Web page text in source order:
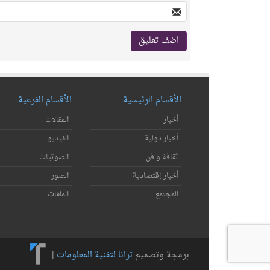
الأقسام الرئيسية
أخبار
أخبار دولية
ثقافة و فن
أخبار إقتصادية
المجتمع
الأقسام الفرعية
المقالات
الفيديو
الصوتيات
الصور
الملفات
برمجة وتصميمترانا لتقنية المعلومات |